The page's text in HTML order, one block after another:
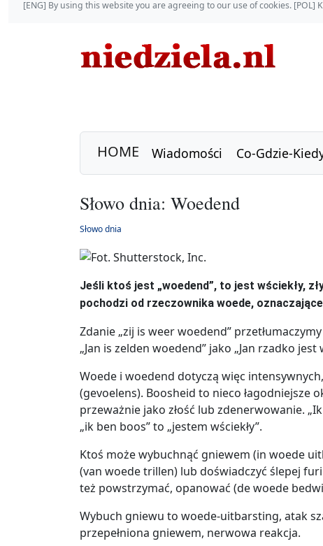
[ENG] By using this website you are agreeing to our use of cookies.
HOME Wiadomości Co-Gdzie-
Słowo dnia: Woedend
Słowo dnia
Jeśli ktoś jest „woedend”, to jest wściekły,
pochodzi od rzeczownika woede,
Zdanie „zij is weer woedend”
„Jan is zelden woedend” jako „Jan rzadko jest
Woede i woedend dotyczą więc
(gevoelens). Boosheid to nieco łagodniejsze
przeważnie jako złość lub zdenerwowanie.
„ik ben boos” to „jestem wściekły”.
Ktoś może wybuchnąć gniewem (in woede
(van woede trillen) lub doświadczyć ślepej
też powstrzymać, opanować (de woede
Wybuch gniewu to woede-uitbarsting, atak
przepełniona gniewem, nerwowa reakcja.